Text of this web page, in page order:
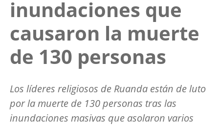
inundaciones que
causaron la muerte
de 130 personas
Los líderes religiosos de Ruanda están de luto
por la muerte de 130 personas tras las
inundaciones masivas que asolaron varios